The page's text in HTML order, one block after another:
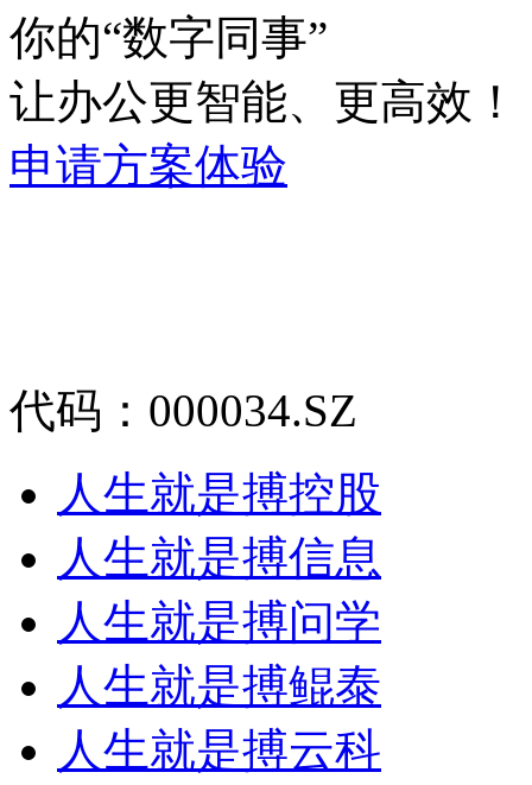
你的“数字同事”
让办公更智能、更高效！
申请方案体验
代码：000034.SZ
人生就是搏控股
人生就是搏信息
人生就是搏问学
人生就是搏鲲泰
人生就是搏云科